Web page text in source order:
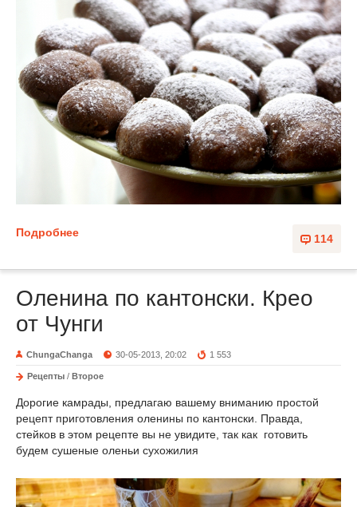
114
Подробнее
Оленина по кантонски. Крео
от Чунги
ChungaChanga 30-05-2013, 20:02 1 553
Рецепты / Второе
Дорогие камрады, предлагаю вашему вниманию простой
рецепт приготовления оленины по кантонски. Правда,
стейков в этом рецепте вы не увидите, так как готовить
будем сушеные оленьи сухожилия